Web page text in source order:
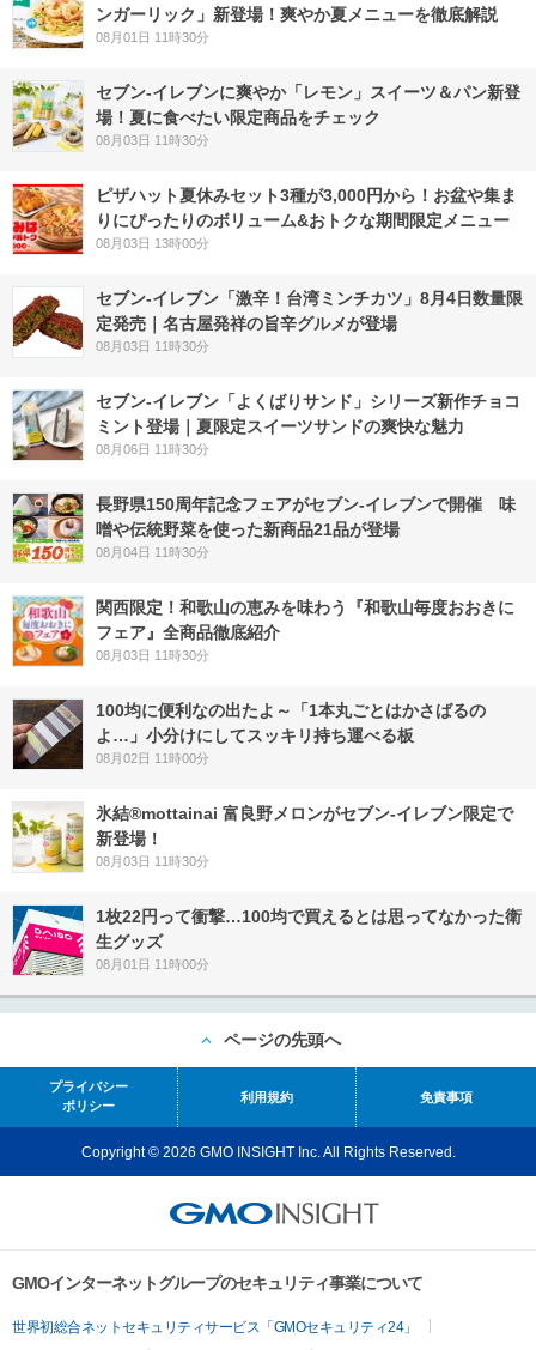
ンガーリック」新登場！爽やか夏メニューを徹底解説
08月01日 11時30分
セブン‐イレブンに爽やか「レモン」スイーツ＆パン新登
場！夏に食べたい限定商品をチェック
08月03日 11時30分
ピザハット夏休みセット3種が3,000円から！お盆や集ま
りにぴったりのボリューム&おトクな期間限定メニュー
08月03日 13時00分
セブン-イレブン「激辛！台湾ミンチカツ」8月4日数量限
定発売｜名古屋発祥の旨辛グルメが登場
08月03日 11時30分
セブン‐イレブン「よくばりサンド」シリーズ新作チョコ
ミント登場｜夏限定スイーツサンドの爽快な魅力
08月06日 11時30分
長野県150周年記念フェアがセブン-イレブンで開催 味
噌や伝統野菜を使った新商品21品が登場
08月04日 11時30分
関西限定！和歌山の恵みを味わう『和歌山毎度おおきに
フェア』全商品徹底紹介
08月03日 11時30分
100均に便利なの出たよ～「1本丸ごとはかさばるの
よ…」小分けにしてスッキリ持ち運べる板
08月02日 11時00分
氷結®mottainai 富良野メロンがセブン‐イレブン限定で
新登場！
08月03日 11時30分
1枚22円って衝撃…100均で買えるとは思ってなかった衛
生グッズ
08月01日 11時00分
ページの先頭へ
プライバシー
ポリシー
利用規約 免責事項
Copyright © 2026 GMO INSIGHT Inc. All Rights Reserved.
GMOインターネットグループのセキュリティ事業について
世界初総合ネットセキュリティサービス「GMOセキュリティ24」